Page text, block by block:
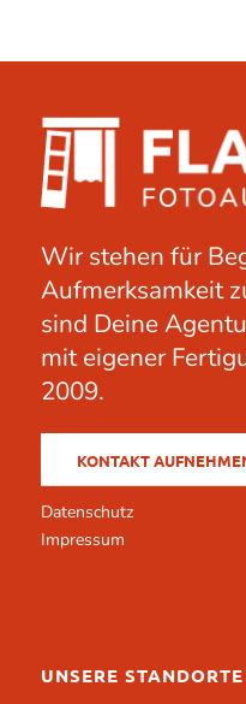
Wir stehen für
Aufmerksamkeit
sind Deine
mit eigener
2009.
KONTAKT
Datenschutz
Impressum
UNSERE